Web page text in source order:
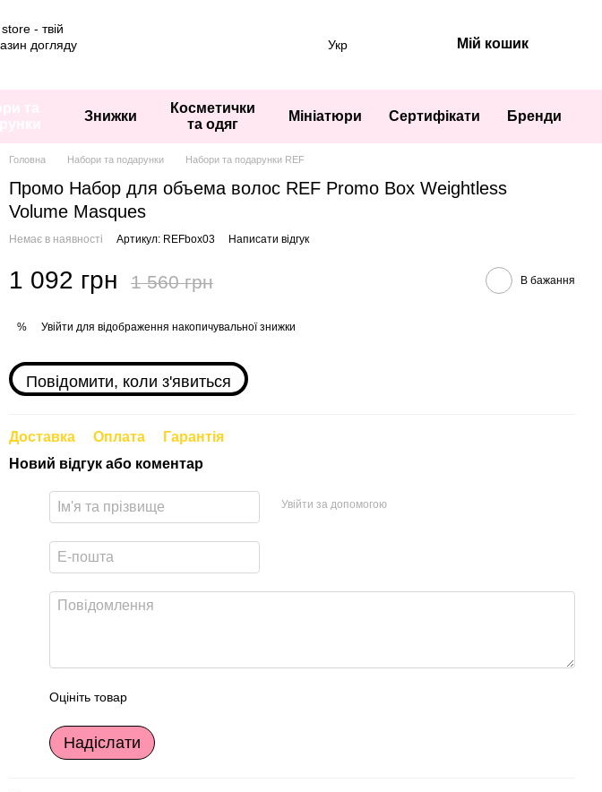
Укр Мій кошик
Знижки
Косметички
та одяг
Мініатюри Сертифікати Бренди
Головна Набори та подарунки Набори та подарунки REF
Промо Набор для объема волос REF Promo Box Weightless
Volume Masques
Немає в наявності Артикул: REFbox03 Написати відгук
1 092 грн 1 560 грн В бажання
% Увійти для відображення накопичувальної знижки
Повідомити, коли з'явиться
Доставка Оплата
Гарантія
Новий відгук або коментар
Увійти за допомогою
Оцініть товар
Надіслати